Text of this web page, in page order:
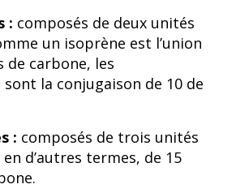
: composés de deux unités
un isoprène est l’union
de carbone, les
la conjugaison de 10 de
: composés de trois unités
en d’autres termes, de 15